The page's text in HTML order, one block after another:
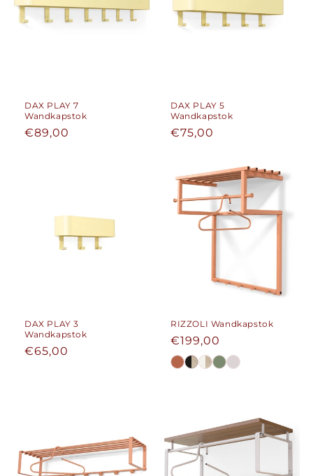
DAX PLAY 7
Wandkapstok
Normale
€89,00
DAX PLAY 5
Wandkapstok
Normale
€75,00
DAX PLAY 3
Wandkapstok
Normale
€65,00
RIZZOLI Wandkapstok
Normale
prijs
€199,00